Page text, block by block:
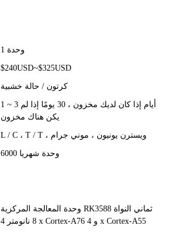
وحدة 1
$240USD~$325USD
كرتون / حالة خشبية
1 ~ 3 أيام إذا كان لديك مخزون ، 30 يومًا إذا لم
يكن هناك مخزون
L / C ، T / T ، ويسترن يونيون ، موني جرام
6000 وحدة شهريا
وحدة المعالجة المركزية RK3588 ثماني النواة
8 نانومتر 4 x Cortex-A76 و 4 x Cortex-A55